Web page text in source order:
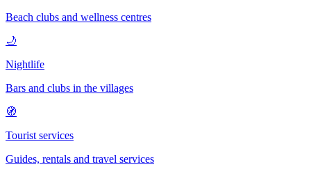
Beach clubs and wellness centres
🌙
Nightlife
Bars and clubs in the villages
🧭
Tourist services
Guides, rentals and travel services